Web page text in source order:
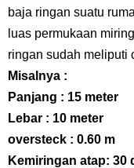
baja ringan suatu
luas permukaan
ringan sudah meliputi
Misalnya :
Panjang : 15 meter
Lebar : 10 meter
oversteck : 0.60 m
Kemiringan atap: 30